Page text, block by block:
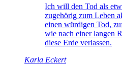
Ich will den Tod als
zugehörig zum Leben
einen würdigen Tod,
wie nach einer langen
diese Erde verlassen.
Karla Eckert